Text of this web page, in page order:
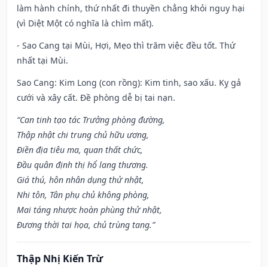
làm hành chính, thứ nhất đi thuyền chẳng khỏi nguy hại
(vì Diệt Một có nghĩa là chìm mất).
- Sao Cang tại Mùi, Hợi, Mẹo thì trăm việc đều tốt. Thứ
nhất tại Mùi.
Sao Cang: Kim Long (con rồng): Kim tinh, sao xấu. Kỵ gả
cưới và xây cất. Đề phòng dễ bị tai nạn.
“Can tinh tạo tác Trưởng phòng đường,
Thập nhật chi trung chủ hữu ương,
Điền địa tiêu ma, quan thất chức,
Đầu quân định thị hổ lang thương.
Giá thú, hôn nhân dụng thử nhật,
Nhi tôn, Tân phụ chủ không phòng,
Mai táng nhược hoàn phùng thử nhật,
Đương thời tai họa, chủ trùng tang.”
Thập Nhị Kiến Trừ